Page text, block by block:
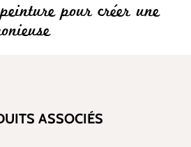
pour créer une
ASSOCIÉS